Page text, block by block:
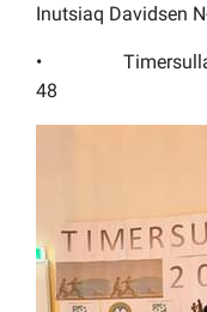
Inutsiaq Davidsen
•
48